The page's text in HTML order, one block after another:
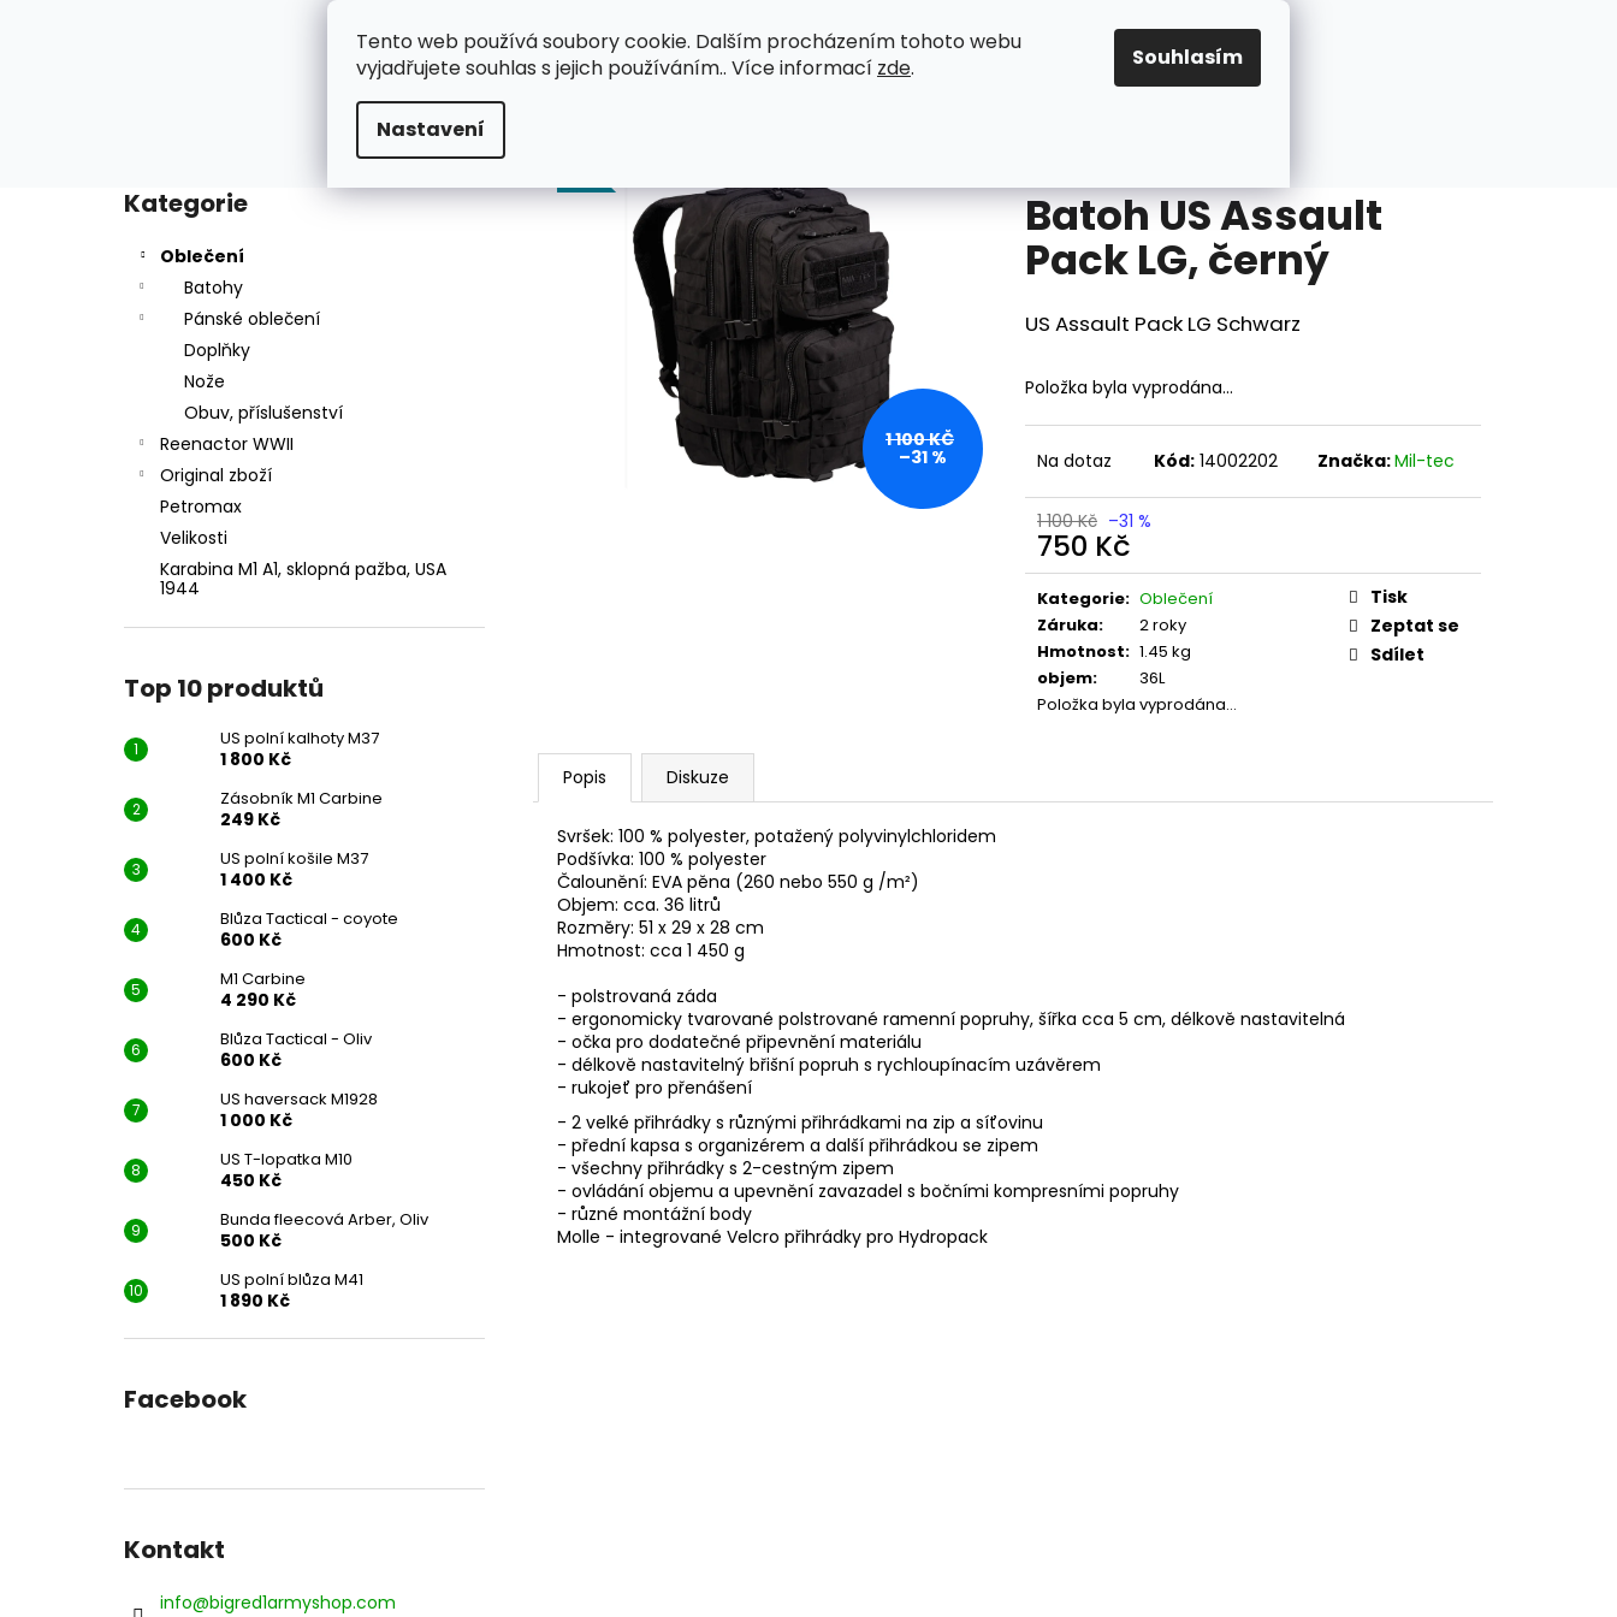
Tento web používá soubory cookie. Dalším procházením tohoto webu
vyjadřujete souhlas s jejich používáním.. Více informací zde.
Nastavení
Souhlasím
Oblečení Reenactor WWII Original zboží Petromax Velikosti
Batoh US Assault Pack LG, černý
Přeskočit
kategorie
Kategorie
Oblečení
Batohy
Pánské oblečení
Doplňky
Nože
Obuv, příslušenství
Reenactor WWII
Original zboží
Petromax
Velikosti
Karabina M1 A1, sklopná pažba, USA
1944
Top 10 produktů
US polní kalhoty M37
1 800 Kč
Zásobník M1 Carbine
249 Kč
US polní košile M37
1 400 Kč
Blůza Tactical - coyote
600 Kč
M1 Carbine
4 290 Kč
Blůza Tactical - Oliv
600 Kč
US haversack M1928
1 000 Kč
US T-lopatka M10
450 Kč
Bunda fleecová Arber, Oliv
500 Kč
US polní blůza M41
1 890 Kč
Facebook
Kontakt
info@bigred1armyshop.com
Batoh US Assault
Pack LG, černý
US Assault Pack LG Schwarz
Položka byla vyprodána…
Na dotaz Kód: 14002202 Značka:Mil-tec
1 100 Kč –31 %
750 Kč
Měrná
cena:
Kategorie: Oblečení
Záruka:
2 roky
Hmotnost: 1.45 kg
objem:
36L
Položka byla vyprodána…
Tisk
Zeptat se
Sdílet
1 100 KČ
–31 %
Popis Diskuze
Svršek: 100 % polyester, potažený polyvinylchloridem
Podšívka: 100 % polyester
Čalounění: EVA pěna (260 nebo 550 g /m²)
Objem: cca. 36 litrů
Rozměry: 51 x 29 x 28 cm
Hmotnost: cca 1 450 g
- polstrovaná záda
- ergonomicky tvarované polstrované ramenní popruhy, šířka cca 5 cm, délkově nastavitelná
- očka pro dodatečné připevnění materiálu
- délkově nastavitelný břišní popruh s rychloupínacím uzávěrem
- rukojeť pro přenášení
- 2 velké přihrádky s různými přihrádkami na zip a síťovinu
- přední kapsa s organizérem a další přihrádkou se zipem
- všechny přihrádky s 2-cestným zipem
- ovládání objemu a upevnění zavazadel s bočními kompresními popruhy
- různé montážní body
Molle - integrované Velcro přihrádky pro Hydropack
Doporučujeme
Následující
US POLNÍ KALHOTY M37
1 800 Kč
US POLNÍ KOŠILE M37